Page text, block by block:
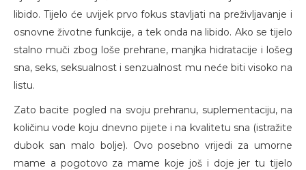
libido. Tijelo će uvijek prvo fokus stavljati na preživljavanje i
osnovne životne funkcije, a tek onda na libido. Ako se tijelo
stalno muči zbog loše prehrane, manjka hidratacije i lošeg
sna, seks, seksualnost i senzualnost mu neće biti visoko na
listu.
Zato bacite pogled na svoju prehranu, suplementaciju, na
količinu vode koju dnevno pijete i na kvalitetu sna (istražite
dubok san malo bolje). Ovo posebno vrijedi za umorne
mame a pogotovo za mame koje još i doje jer tu tijelo